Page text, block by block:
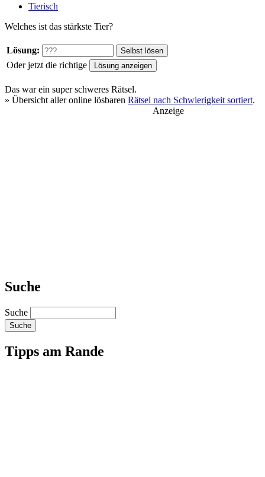
Tierisch
Welches ist das stärkste Tier?
Lösung:
Oder jetzt die richtige
Das war ein super schweres Rätsel.
» Übersicht aller online lösbaren Rätsel nach Schwierigkeit sortiert.
Anzeige
Suche
Suche
Tipps am Rande